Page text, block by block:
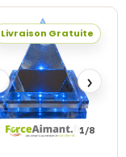
Livraison Gratuite
›
1/8